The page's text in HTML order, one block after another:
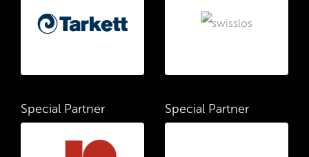
Special Partner Special Partner